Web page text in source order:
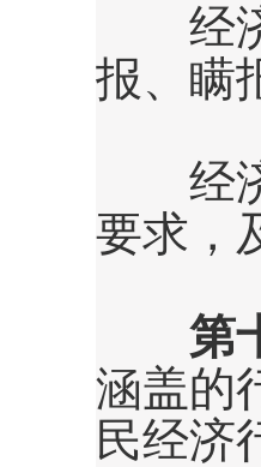
经济
报、瞒
经济
要求，
第
涵盖的
民经济